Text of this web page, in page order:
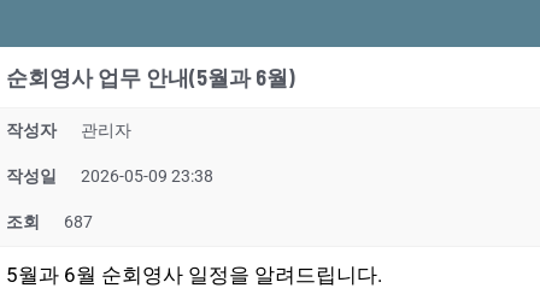
순회영사 업무 안내(5월과 6월)
작성자 관리자
작성일 2026-05-09 23:38
조회 687
5월과 6월 순회영사 일정을 알려드립니다.